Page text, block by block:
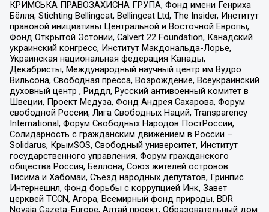
КРИМСЬКА ПРАВОЗАХИСНА ГРУПА, Фонд имени Генриха
Бёлля, Stichting Bellingcat, Bellingcat Ltd, The Insider, Институт
правовой инициативы Центральной и Восточной Европы,
Фонд Открытой Эстонии, Calvert 22 Foundation, Канадский
украинский конгресс, Институт Макдональда-Лорье,
Украинская национальная федерация Канады,
Декабристы, Международный научный центр им Вудро
Вильсона, Свободная пресса, Возрождение, Всеукраинский
духовный центр , Риддл, Русский антивоенный комитет в
Швеции, Проект Медуза, Фонд Андрея Сахарова, Форум
свободной России, Лига Свободных Наций, Transparеncy
International, Форум Свободных Народов ПостРоссии,
Солидарность с гражданским движением в России –
Solidarus, КрымSOS, Свободный университет, Институт
государственного управления, Форум гражданского
общества Россия, Беллона, Союз жителей островов
Тисима и Хабомаи, Съезд народных депутатов, Гринпис
Интернешнл, Фонд борьбы с коррупцией Инк, Завет
церквей TCCN, Агора, Всемирный фонд природы, BDR
Novaja Gazeta-Europe, Алтай проект, Образовательный дом